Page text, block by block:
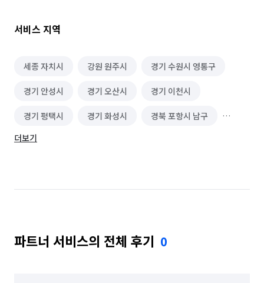
서비스 지역
세종 자치시 강원 원주시 경기 수원시 영통구
경기 안성시 경기 오산시 경기 이천시
경기 평택시 경기 화성시 경북 포항시 남구
경북 포항시 북구
서울 서초구 서울 성동구 서울 성북구
서울 중구 울산 동구 인천 계양구
더보기
파트너 서비스의 전체 후기 0